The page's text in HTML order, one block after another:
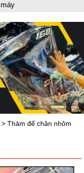
> Thảm để chân nhôm